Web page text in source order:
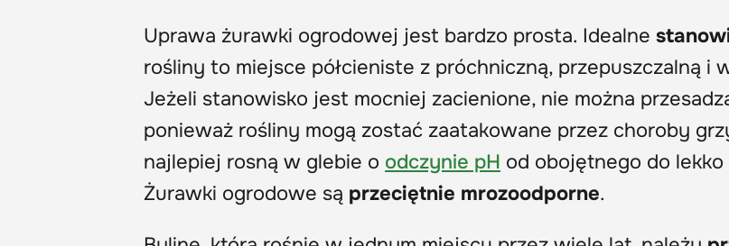
Uprawa żurawki ogrodowej jest bardzo prosta. Idealne
rośliny to miejsce półcieniste z próchniczną, przepuszczalną i
Jeżeli stanowisko jest mocniej zacienione, nie można
ponieważ rośliny mogą zostać zaatakowane przez choroby
najlepiej rosną w glebie o odczynie pH od obojętnego do
Żurawki ogrodowe są przeciętnie mrozoodporne.